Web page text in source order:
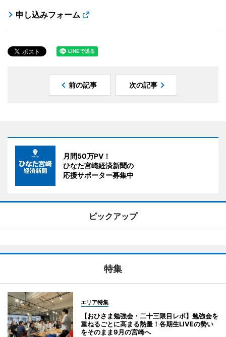
申し込みフォーム
前の記事 次の記事
月間50万PV！
ひなた宮崎経済新聞の
応援サポーター募集中
ピックアップ
特集
エリア特集
【おひさま勉強会・二十三限目レポ】勉強会を
重ねるごとに高まる熱量！各期生LIVEの勢い
をそのまま9月の宮崎へ